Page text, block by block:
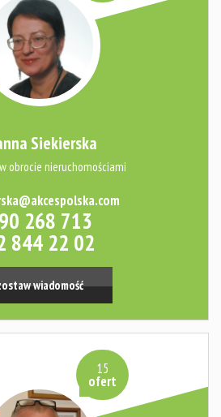
Siekierska
obrocie nieruchomościami
268 713
844 22 02
wiadomość
15
ofert